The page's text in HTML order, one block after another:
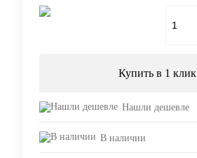
Купить в 1 клик
Нашли дешевле
В наличии